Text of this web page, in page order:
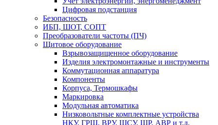
Цифровая подстанция
Безопасность
ИБП, ШОТ, СОПТ
Преобразователи частоты (ПЧ)
Щитовое оборудование
Взрывозащищенное оборудование
Изделия электромонтажные и инструменты
Коммутационная аппаратура
Компоненты
Корпуса, Термошкафы
Маркировка
Модульная автоматика
Низковольтные комплектные устройства
НКУ, ГРЩ, ВРУ, ЩСУ, ШР, АВР и т.д.